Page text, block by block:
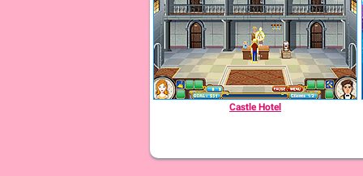
Castle Hotel